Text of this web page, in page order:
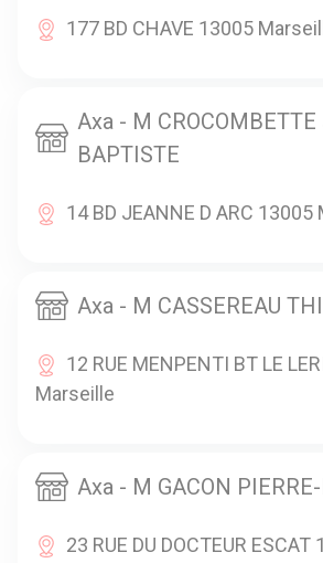
177 BD CHAVE 13005
Axa - M
BAPTISTE
14 BD JEANNE D ARC 13005
Axa - M CASSEREAU
12 RUE MENPENTI BT LE
Marseille
Axa - M GACON
23 RUE DU DOCTEUR